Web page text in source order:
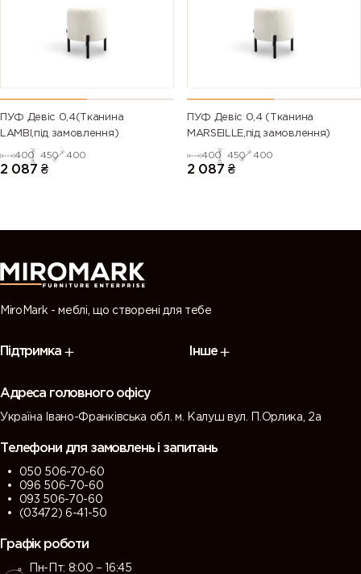
ПУФ Девіс 0,4(Тканина
LAMBI,під замовлення)
400 450 400
2 087 ₴
ПУФ Девіс 0,4 (Тканина
MARSEILLE,під замовлення)
400 450 400
2 087 ₴
MiroMark - меблі, що створені для тебе
Підтримка Інше
Адреса головного офісу
Україна Івано-Франківська обл. м. Калуш вул. П.Орлика, 2а
Телефони для замовлень і запитань
050 506-70-60
096 506-70-60
093 506-70-60
(03472) 6-41-50
Графік роботи
Пн-Пт: 8:00 – 16:45